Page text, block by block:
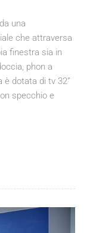
una
che attraversa
finestra sia in
phon a
è dotata di tv 32”
specchio e